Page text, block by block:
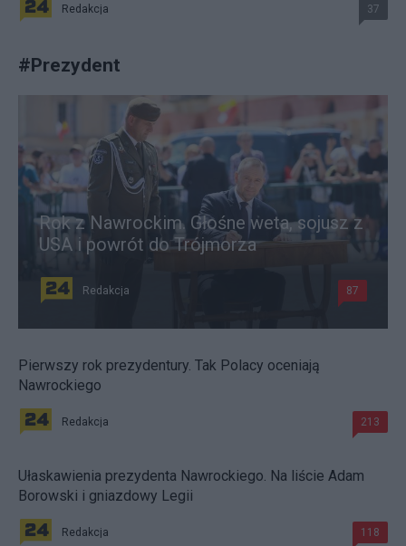
Redakcja 37
#Prezydent
Rok z Nawrockim. Głośne weta, sojusz z
USA i powrót do Trójmorza
Redakcja 87
Pierwszy rok prezydentury. Tak Polacy oceniają
Nawrockiego
Redakcja 213
Ułaskawienia prezydenta Nawrockiego. Na liście Adam
Borowski i gniazdowy Legii
Redakcja 118